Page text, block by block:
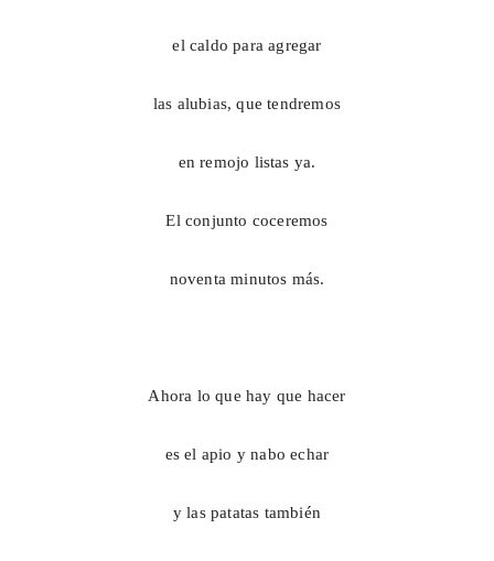
el caldo para agregar
las alubias, que tendremos
en remojo listas ya.
El conjunto coceremos
noventa minutos más.
Ahora lo que hay que hacer
es el apio y nabo echar
y las patatas también